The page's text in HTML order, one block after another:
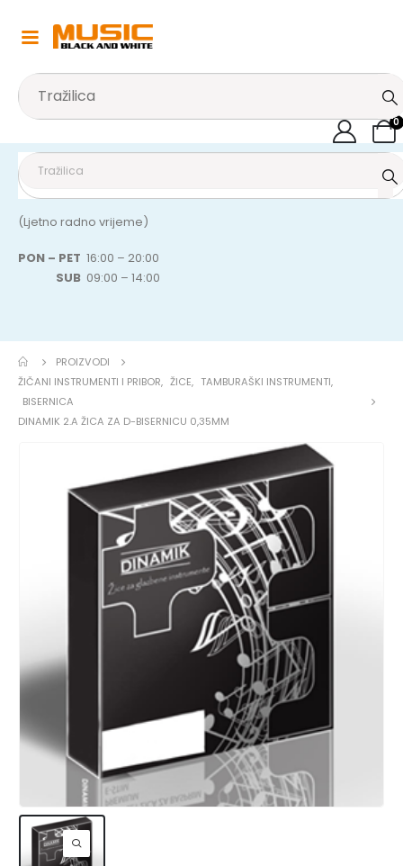
0
(Ljetno radno vrijeme)
PON – PET 16:00 – 20:00
SUB 09:00 – 14:00
PROIZVODI
ŽIČANI INSTRUMENTI I PRIBOR, ŽICE, TAMBURAŠKI INSTRUMENTI,
BISERNICA
DINAMIK 2.A ŽICA ZA D-BISERNICU 0,35MM